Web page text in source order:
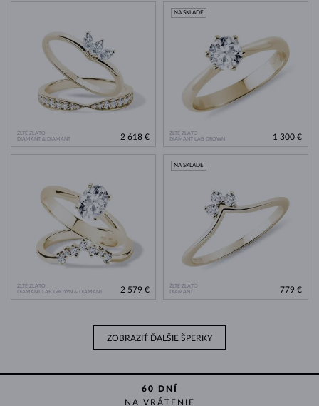
ŽLTÉ ZLATO
DIAMANT & DIAMANT
2 618 €
ŽLTÉ ZLATO
DIAMANT LAB GROWN
NA SKLADE
1 300 €
ŽLTÉ ZLATO
DIAMANT LAB GROWN & DIAMANT
2 579 €
ŽLTÉ ZLATO
DIAMANT
NA SKLADE
779 €
ZOBRAZIŤ ĎALŠIE ŠPERKY
60 DNÍ
NA VRÁTENIE